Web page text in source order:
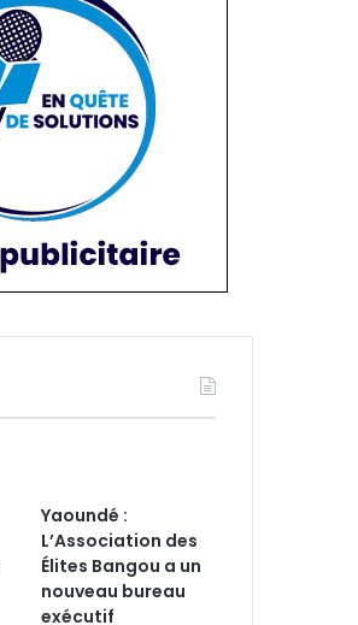
Yaoundé :
L’Association des
Élites Bangou a un
nouveau bureau
exécutif